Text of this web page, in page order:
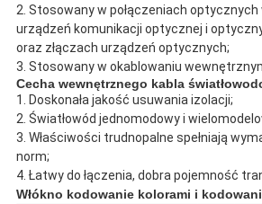
2. Stosowany w połączeniach
urządzeń komunikacji optycznej i
oraz złączach urządzeń optycznych;
3. Stosowany w okablowaniu
Cecha wewnętrznego kabla
1. Doskonała jakość usuwania izolacji;
2. Światłowód jednomodowy i
3. Właściwości trudnopalne spełniają
norm;
4. Łatwy do łączenia, dobra pojemność
Włókno kodowanie kolorami i